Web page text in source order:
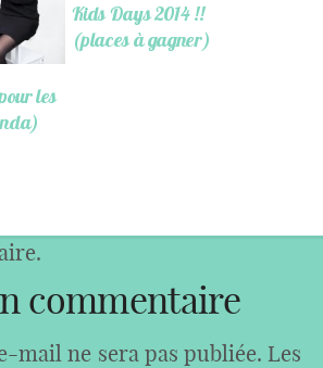
les
Kids Days 2014 !!
(places à gagner)
commentaire
mail ne sera pas publiée. Les